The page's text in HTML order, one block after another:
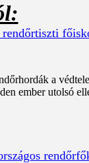
a
ember utolsó